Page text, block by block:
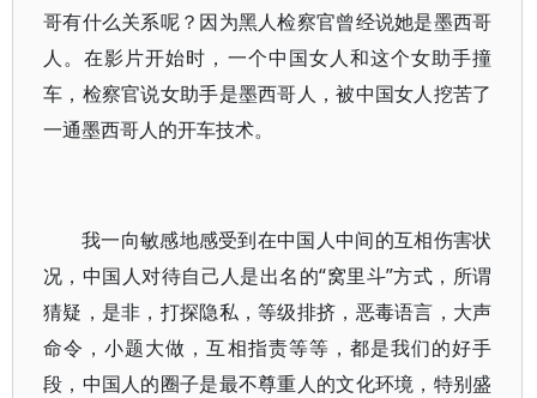
哥有什么关系呢？因为黑人检察官曾经说她是墨西哥
人。在影片开始时，一个中国女人和这个女助手撞
车，检察官说女助手是墨西哥人，被中国女人挖苦了
一通墨西哥人的开车技术。
我一向敏感地感受到在中国人中间的互相伤害状
况，中国人对待自己人是出名的“窝里斗”方式，所谓
猜疑，是非，打探隐私，等级排挤，恶毒语言，大声
命令，小题大做，互相指责等等，都是我们的好手
段，中国人的圈子是最不尊重人的文化环境，特别盛